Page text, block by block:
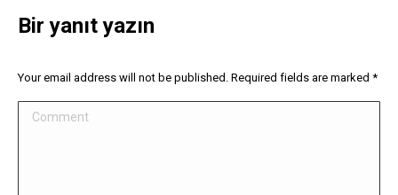
Bir yanıt yazın
Your email address will not be published. Required fields are marked *
Comment